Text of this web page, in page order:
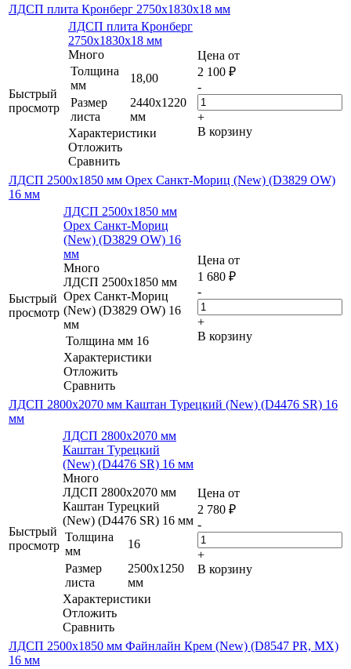
ЛДСП плита Кронберг 2750х1830x18 мм
Быстрый
просмотр
ЛДСП плита Кронберг
2750х1830x18 мм
Много
Толщина
мм
18,00
Размер
листа
2440х1220
мм
Характеристики
Отложить
Сравнить
Цена от
2 100 ₽
-
+
В корзину
ЛДСП 2500х1850 мм Орех Санкт-Мориц (New) (D3829 OW)
16 мм
Быстрый
просмотр
ЛДСП 2500х1850 мм
Орех Санкт-Мориц
(New) (D3829 OW) 16
мм
Много
ЛДСП 2500х1850 мм
Орех Санкт-Мориц
(New) (D3829 OW) 16
мм
Толщина мм 16
Характеристики
Отложить
Сравнить
Цена от
1 680 ₽
-
+
В корзину
ЛДСП 2800х2070 мм Каштан Турецкий (New) (D4476 SR) 16
мм
Быстрый
просмотр
ЛДСП 2800х2070 мм
Каштан Турецкий
(New) (D4476 SR) 16 мм
Много
ЛДСП 2800х2070 мм
Каштан Турецкий
(New) (D4476 SR) 16 мм
Толщина
мм
16
Размер
листа
2500х1250
мм
Характеристики
Отложить
Сравнить
Цена от
2 780 ₽
-
+
В корзину
ЛДСП 2500х1850 мм Файнлайн Крем (New) (D8547 PR, MX)
16 мм